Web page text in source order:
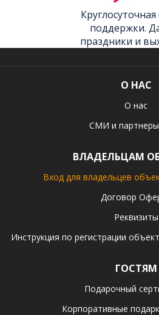
Круглосуточная
поддержки.
праздники и
О НАС
О нас
СМИ и
ВЛАДЕЛЬЦАМ
Вход для владельцев
Договор
Реквизиты
Инструкция по регистрации
ГОСТЯМ
Подарочный
Корпоративные